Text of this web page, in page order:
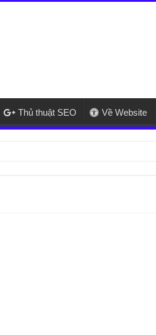
Thủ thuật SEO Về Website
cửa hàng sửa điều hòa u